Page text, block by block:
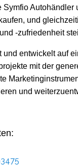
Symfio Autohändler
und
-zufriedenheit
und entwickelt auf
mit der
und